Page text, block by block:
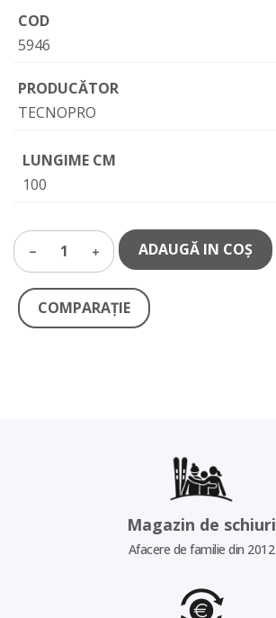
COD
5946
PRODUCĂTOR
TECNOPRO
LUNGIME CM
100
1 ADAUGĂ IN COŞ
COMPARAŢIE
Magazin de schiuri
Afacere de familie din 2012